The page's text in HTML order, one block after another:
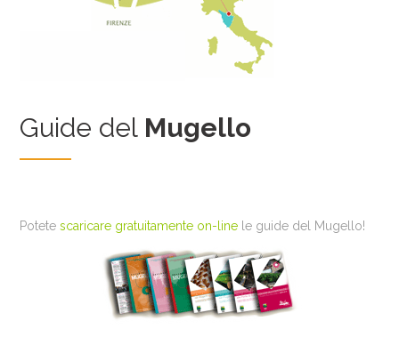
Guide del Mugello
Potetescaricare gratuitamente on-line le guide del Mugello!